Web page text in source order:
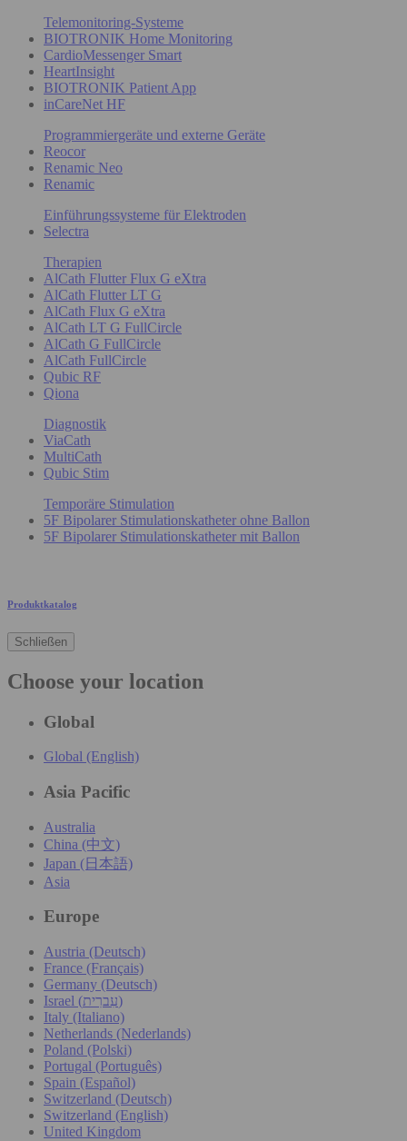
Telemonitoring-Systeme
BIOTRONIK Home Monitoring
CardioMessenger Smart
HeartInsight
BIOTRONIK Patient App
inCareNet HF
Programmiergeräte und externe Geräte
Reocor
Renamic Neo
Renamic
Einführungssysteme für Elektroden
Selectra
Therapien
AlCath Flutter Flux G eXtra
AlCath Flutter LT G
AlCath Flux G eXtra
AlCath LT G FullCircle
AlCath G FullCircle
AlCath FullCircle
Qubic RF
Qiona
Diagnostik
ViaCath
MultiCath
Qubic Stim
Temporäre Stimulation
5F Bipolarer Stimulationskatheter ohne Ballon
5F Bipolarer Stimulationskatheter mit Ballon
Produktkatalog
Schließen
Choose your location
Global
Global (English)
Asia Pacific
Australia
China (中文)
Japan (日本語)
Asia
Europe
Austria (Deutsch)
France (Français)
Germany (Deutsch)
Israel (עִברִית)
Italy (Italiano)
Netherlands (Nederlands)
Poland (Polski)
Portugal (Português)
Spain (Español)
Switzerland (Deutsch)
Switzerland (English)
United Kingdom